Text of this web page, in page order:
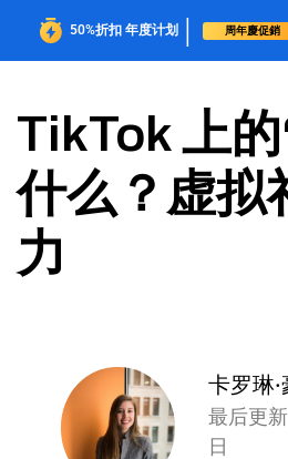
50%折扣 年度计划 | 周年慶促銷
TikTok 上
什么？虚拟
力
卡罗琳
最后更
日